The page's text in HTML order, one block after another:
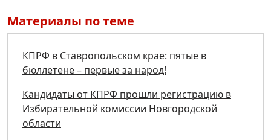
Материалы по теме
КПРФ в Ставропольском крае: пятые в
бюллетене – первые за народ!
Кандидаты от КПРФ прошли регистрацию в
Избирательной комиссии Новгородской
области